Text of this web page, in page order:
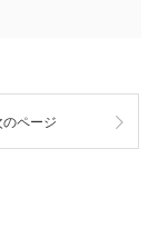
のページ